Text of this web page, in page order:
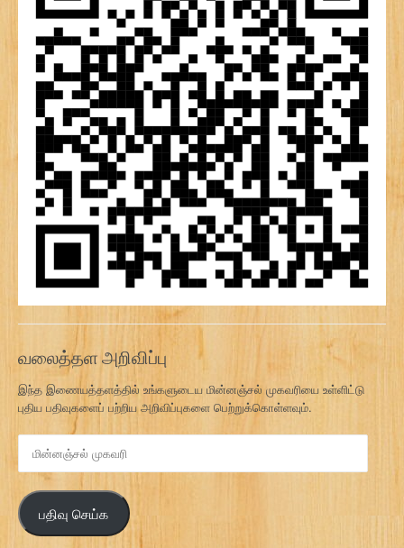
வலைத்தள அறிவிப்பு
இந்த இணையத்தளத்தில் உங்களுடைய மின்னஞ்சல் முகவரியை உள்ளிட்டு
புதிய பதிவுகளைப் பற்றிய அறிவிப்புகளை பெற்றுக்கொள்ளவும்.
ஞ்
ச
ல்
பதிவு செய்க